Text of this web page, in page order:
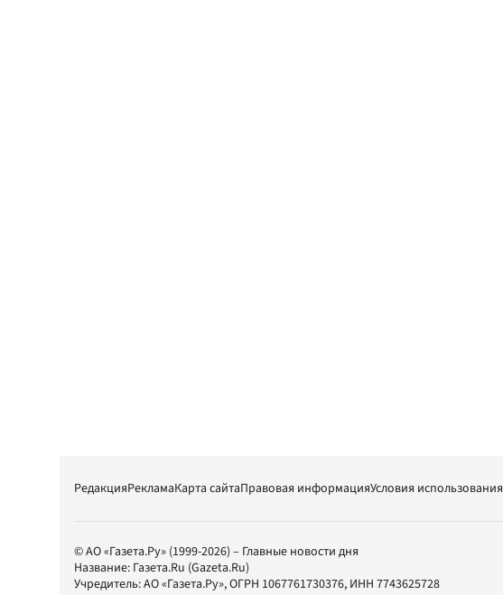
РедакцияРекламаКарта сайтаПравовая информацияУсловия использования
© АО «Газета.Ру» (1999-2026) – Главные новости дня
Название: Газета.Ru (Gazeta.Ru)
Учредитель:АО «Газета.Ру», ОГРН 1067761730376, ИНН 7743625728